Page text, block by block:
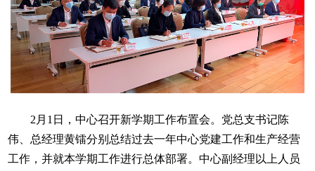
2月1日，中心召开新学期工作布置会。党总支书记陈
伟、总经理黄镭分别总结过去一年中心党建工作和生产经营
工作，并就本学期工作进行总体部署。中心副经理以上人员